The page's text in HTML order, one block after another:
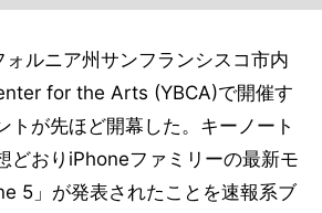
ルニア州サンフランシスコ市内
for the Arts (YBCA)で開催す
トが先ほど開幕した。キーノート
どおりiPhoneファミリーの最新モ
5」が発表されたことを速報系ブ